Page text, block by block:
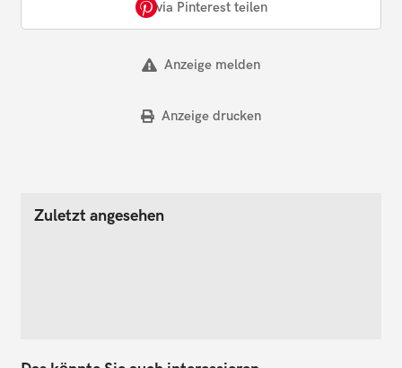
via Pinterest teilen
Anzeige melden
Anzeige drucken
Zuletzt angesehen